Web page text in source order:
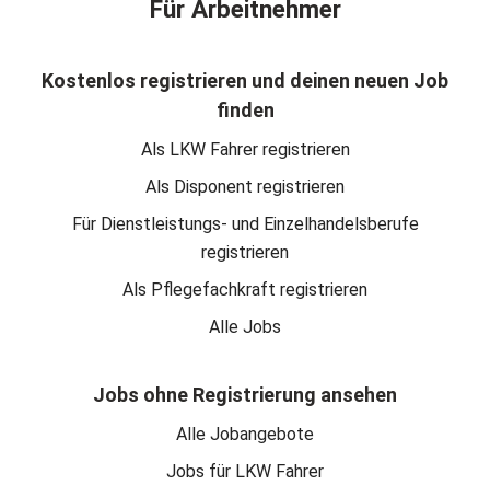
Für Arbeitnehmer
Kostenlos registrieren und deinen neuen Job
finden
Als LKW Fahrer registrieren
Als Disponent registrieren
Für Dienstleistungs- und Einzelhandelsberufe
registrieren
Als Pflegefachkraft registrieren
Alle Jobs
Jobs ohne Registrierung ansehen
Alle Jobangebote
Jobs für LKW Fahrer